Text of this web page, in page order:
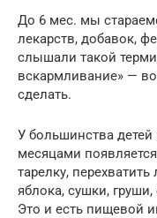
До 6 мес. мы
лекарств, добавок,
слышали такой
вскармливание» —
сделать.
У большинства
месяцами
тарелку,
яблока, сушки,
Это и есть пищевой